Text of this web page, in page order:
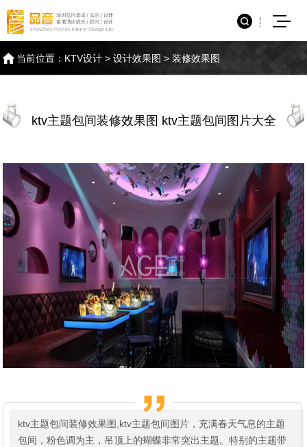
当前位置： KTV设计 >设计效果图 >装修效果图
ktv主题包间装修效果图 ktv主题包间图片大全
ktv主题包间装修效果图,ktv主题包间图片，充满春天气息的主题
包间，粉色调为主，吊顶上的蝴蝶非常突出主题。特别的主题带